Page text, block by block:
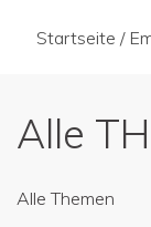
Startseite /
Alle
Alle Themen